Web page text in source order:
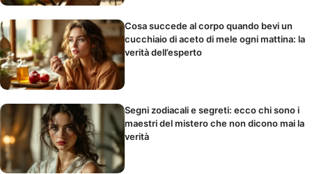
Cosa succede al corpo quando bevi un
cucchiaio di aceto di mele ogni mattina: la
verità dell’esperto
Segni zodiacali e segreti: ecco chi sono i
maestri del mistero che non dicono mai la
verità